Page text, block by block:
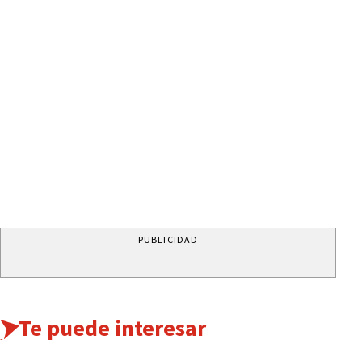
PUBLICIDAD
Te puede interesar